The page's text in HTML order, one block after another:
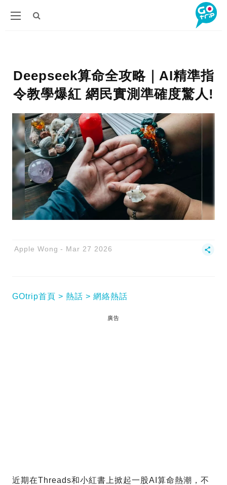
Deepseek算命全攻略｜AI精準指
令教學爆紅 網民實測準確度驚人!
Apple Wong Mar 27 2026
GOtrip首頁 熱話 網絡熱話
廣告
近期在Threads和小紅書上掀起一股AI算命熱潮，不